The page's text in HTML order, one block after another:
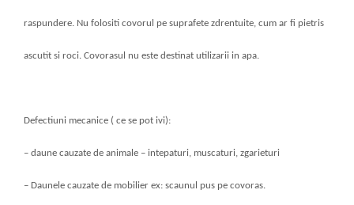
raspundere. Nu folositi covorul pe suprafete zdrentuite, cum ar fi pietris
ascutit si roci. Covorasul nu este destinat utilizarii in apa.
Defectiuni mecanice ( ce se pot ivi):
– daune cauzate de animale – intepaturi, muscaturi, zgarieturi
– Daunele cauzate de mobilier ex: scaunul pus pe covoras.